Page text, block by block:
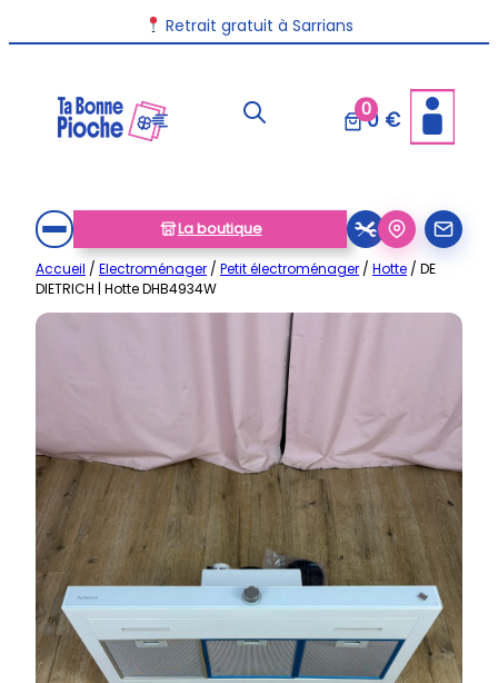
au
Retrait gratuit à Sarrians
00 €
La boutique
Accueil / Electroménager / Petit électroménager / Hotte / DE
DIETRICH | Hotte DHB4934W